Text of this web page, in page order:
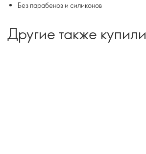
Без парабенов и силиконов
Другие также купили